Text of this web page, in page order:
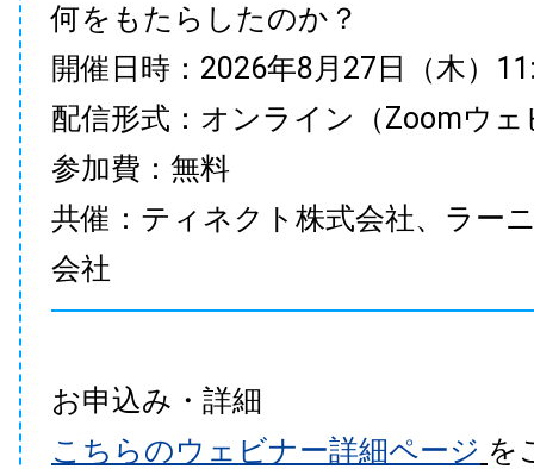
何をもたらしたのか？
開催日時：2026年8月27日（木）
配信形式：オンライン（Zoomウェ
参加費：無料
共催：ティネクト株式会社、ラー
会社
お申込み・詳細
こちらのウェビナー詳細ページ を